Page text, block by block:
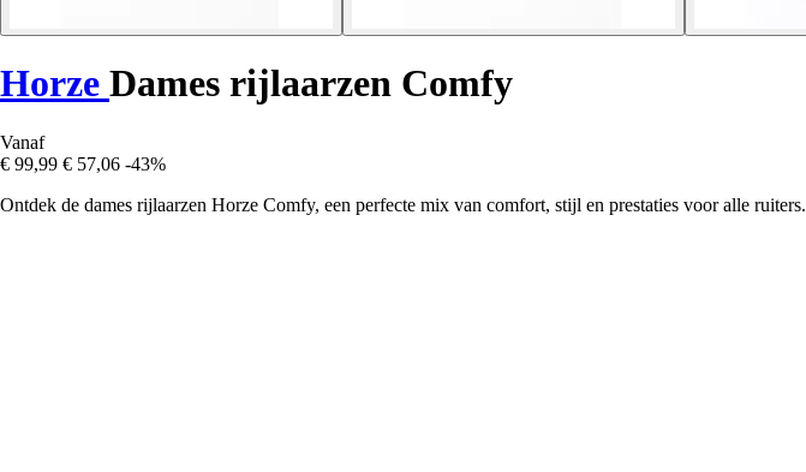
Horze Dames rijlaarzen Comfy
Vanaf
€ 99,99 € 57,06 -43%
Ontdek de dames rijlaarzen Horze Comfy, een perfecte mix van comfort, stijl en prestaties voor alle ruiters.